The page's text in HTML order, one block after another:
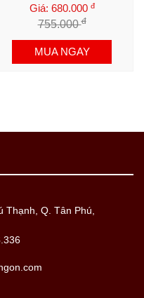
Giá: 680.000 đ
755.000đ
MUA NGAY
Thạnh, Q. Tân Phú,